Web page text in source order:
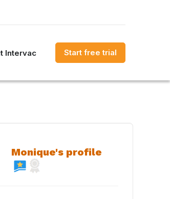
Intervac Start free trial
Monique's profile